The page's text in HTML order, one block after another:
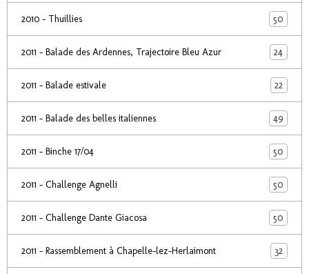
2010 - Thuillies 50
2011 - Balade des Ardennes, Trajectoire Bleu Azur 24
2011 - Balade estivale 22
2011 - Balade des belles italiennes 49
2011 - Binche 17/04 50
2011 - Challenge Agnelli 50
2011 - Challenge Dante Giacosa 50
2011 - Rassemblement à Chapelle-lez-Herlaimont 32